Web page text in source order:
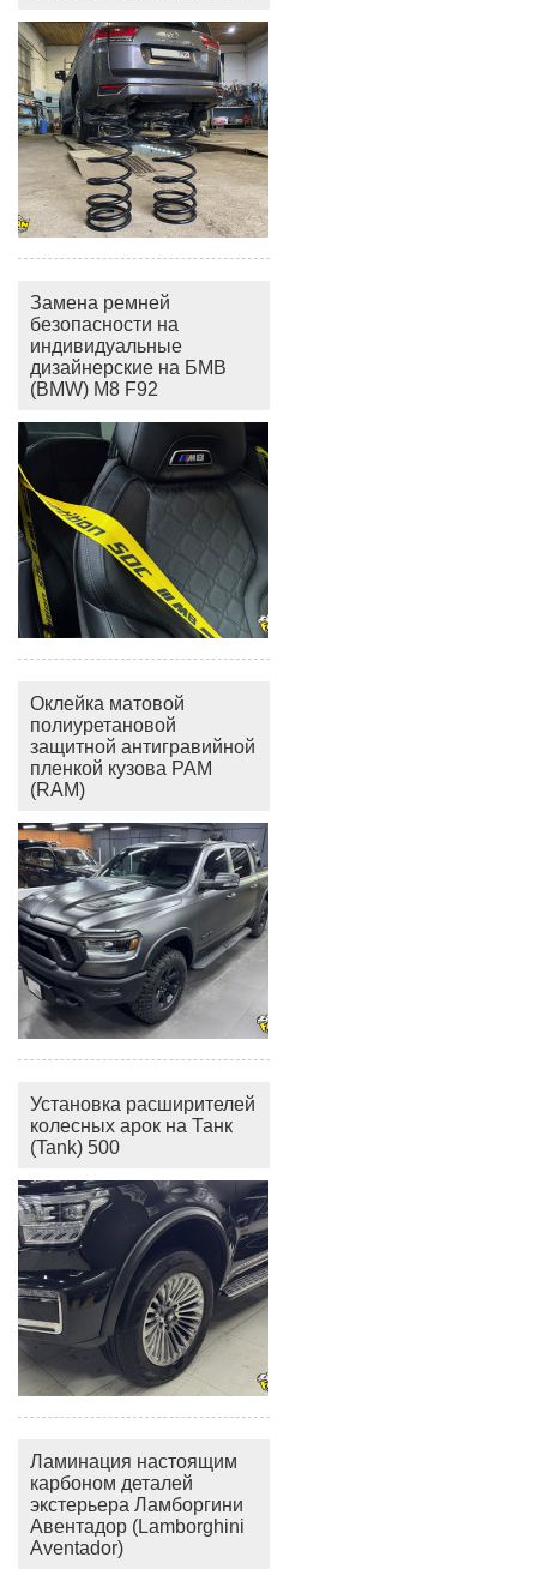
Замена ремней
безопасности на
индивидуальные
дизайнерские на БМВ
(BMW) M8 F92
Оклейка матовой
полиуретановой
защитной антигравийной
пленкой кузова РАМ
(RAM)
Установка расширителей
колесных арок на Танк
(Tank) 500
Ламинация настоящим
карбоном деталей
экстерьера Ламборгини
Авентадор (Lamborghini
Aventador)